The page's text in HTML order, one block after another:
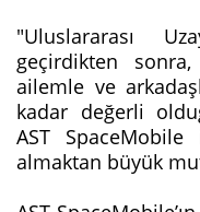
"Uluslararası
geçirdikten
ailemle ve
kadar değerli
AST
almaktan büyük